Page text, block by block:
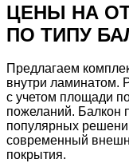
ЦЕНЫ НА
ПО ТИПУ
Предлагаем
внутри ламинатом.
с учетом площади
пожеланий. Балкон
популярных
современный
покрытия.